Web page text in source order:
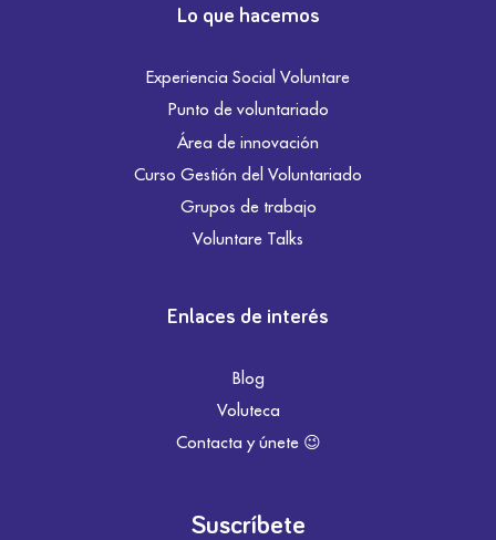
Lo que hacemos
Experiencia Social Voluntare
Punto de voluntariado
Área de innovación
Curso Gestión del Voluntariado
Grupos de trabajo
Voluntare Talks
Enlaces de interés
Blog
Voluteca
Contacta y únete 😉
Suscríbete